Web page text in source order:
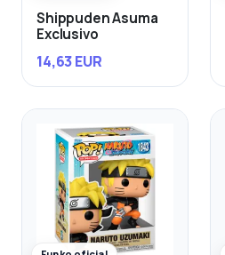
Shippuden Asuma
Exclusivo
14,63 EUR